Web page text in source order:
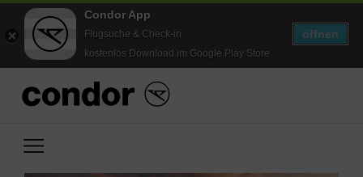
Condor App
Flugsuche & Check-in
kostenlos Download im Google Play Store
öffnen